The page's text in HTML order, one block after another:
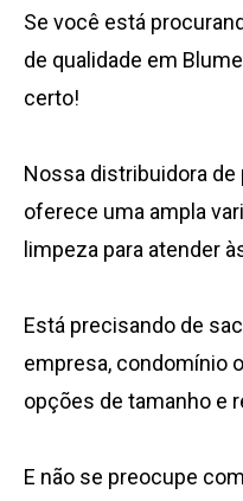
Se você está
de qualidade em
certo!
Nossa distribuidora
oferece uma ampla
limpeza para atender
Está precisando de
empresa, condomínio
opções de tamanho e
E não se preocupe